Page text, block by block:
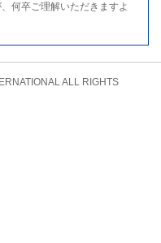
何卒ご理解いただきますよ